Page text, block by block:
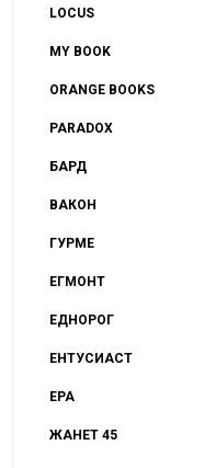
LOCUS
MY BOOK
ORANGE BOOKS
PARADOX
БАРД
ВАКОН
ГУРМЕ
ЕГМОНТ
ЕДНОРОГ
ЕНТУСИАСТ
ЕРА
ЖАНЕТ 45